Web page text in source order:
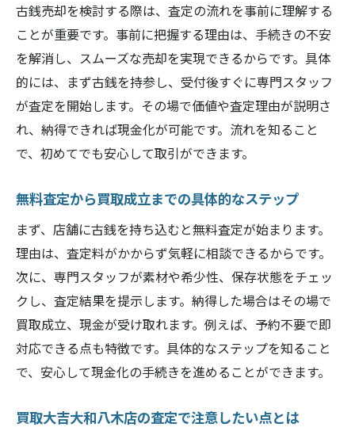
古銭売却を検討する際は、査定の流れを事前に理解する
ことが重要です。事前に把握する理由は、手続きの不安
を解消し、スムーズな売却を実現できるからです。具体
的には、まず古銭を持参し、受付後すぐに専門スタッフ
が査定を開始します。その場で価値や査定理由が説明さ
れ、納得できれば現金化が可能です。流れを知ること
で、初めてでも安心して取引ができます。
無料査定から買取成立までの具体的なステップ
まず、店舗に古銭を持ち込むと無料査定が始まります。
理由は、査定料がかからず気軽に相談できるからです。
次に、専門スタッフが素材や希少性、保存状態をチェッ
クし、査定結果を提示します。納得した場合はその場で
買取成立、現金が受け取れます。例えば、予約不要で即
対応できる点も特徴です。具体的なステップを知ること
で、安心して現金化の手続きを進めることができます。
買取大吉大和八木店の査定で注意したい点とは